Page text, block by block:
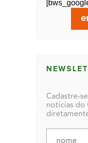
Cadastre-
notícias do